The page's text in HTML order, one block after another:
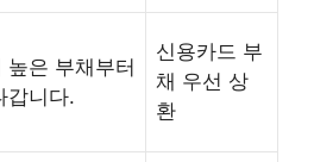
높은 부채부터
갑니다.
신용카드 부
채 우선 상
환